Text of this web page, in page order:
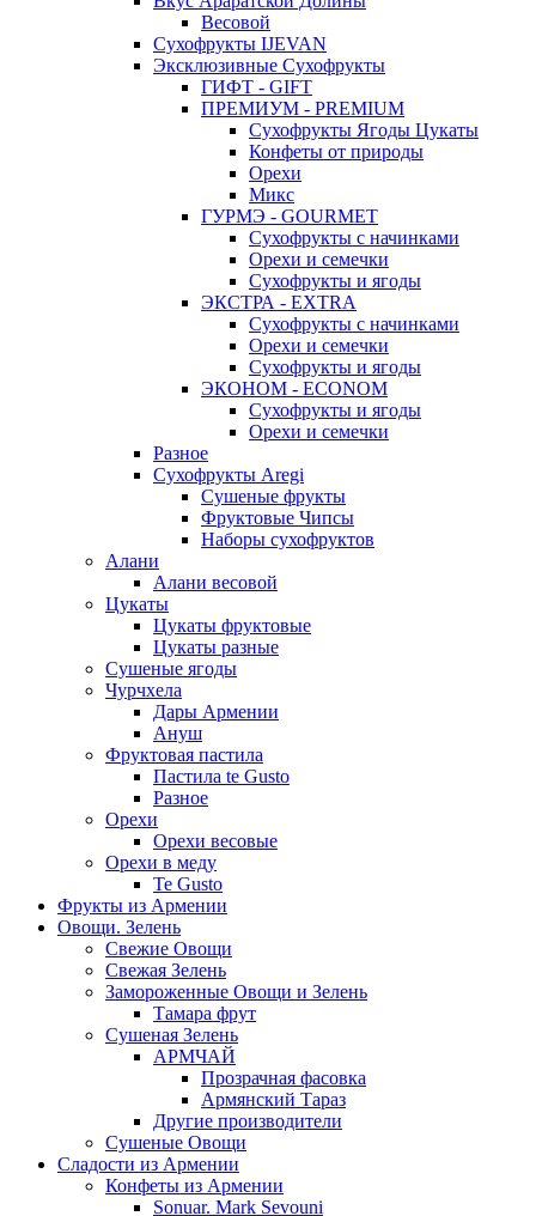
Весовой
Сухофрукты IJEVAN
Эксклюзивные Сухофрукты
ГИФТ - GIFT
ПРЕМИУМ - PREMIUM
Сухофрукты Ягоды Цукаты
Конфеты от природы
Орехи
Микс
ГУРМЭ - GOURMET
Сухофрукты с начинками
Орехи и семечки
Сухофрукты и ягоды
ЭКСТРА - EXTRA
Сухофрукты с начинками
Орехи и семечки
Сухофрукты и ягоды
ЭКОНОМ - ECONOM
Сухофрукты и ягоды
Орехи и семечки
Разное
Сухофрукты Aregi
Сушеные фрукты
Фруктовые Чипсы
Наборы сухофруктов
Алани
Алани весовой
Цукаты
Цукаты фруктовые
Цукаты разные
Сушеные ягоды
Чурчхела
Дары Армении
Ануш
Фруктовая пастила
Пастила te Gusto
Разное
Орехи
Орехи весовые
Орехи в меду
Te Gusto
Фрукты из Армении
Овощи. Зелень
Свежие Овощи
Свежая Зелень
Замороженные Овощи и Зелень
Тамара фрут
Сушеная Зелень
АРМЧАЙ
Прозрачная фасовка
Армянский Тараз
Другие производители
Сушеные Овощи
Сладости из Армении
Конфеты из Армении
Sonuar. Mark Sevouni